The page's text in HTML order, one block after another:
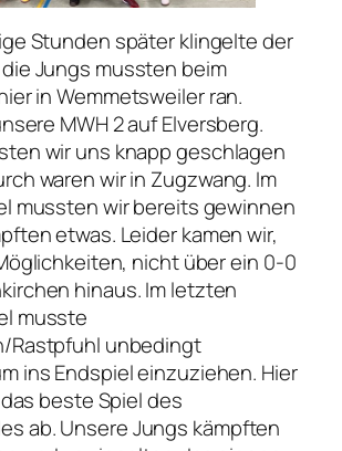
Stunden später klingelte der
Jungs mussten beim
in Wemmetsweiler ran.
MWH 2 auf Elversberg.
wir uns knapp geschlagen
waren wir in Zugzwang. Im
mussten wir bereits gewinnen
etwas. Leider kamen wir,
nicht über ein 0-0
hinaus. Im letzten
musste
Rastpfuhl unbedingt
ins Endspiel einzuziehen. Hier
beste Spiel des
ab. Unsere Jungs kämpften